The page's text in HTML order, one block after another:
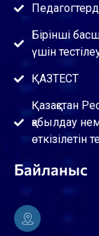
Бірінші
үшін
ҚАЗТЕСТ
Қазақстан
қабылдау
өткізілетін
Байланыс